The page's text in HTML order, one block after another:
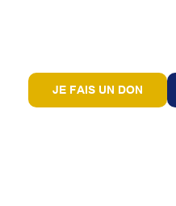
JE FAIS UN DON